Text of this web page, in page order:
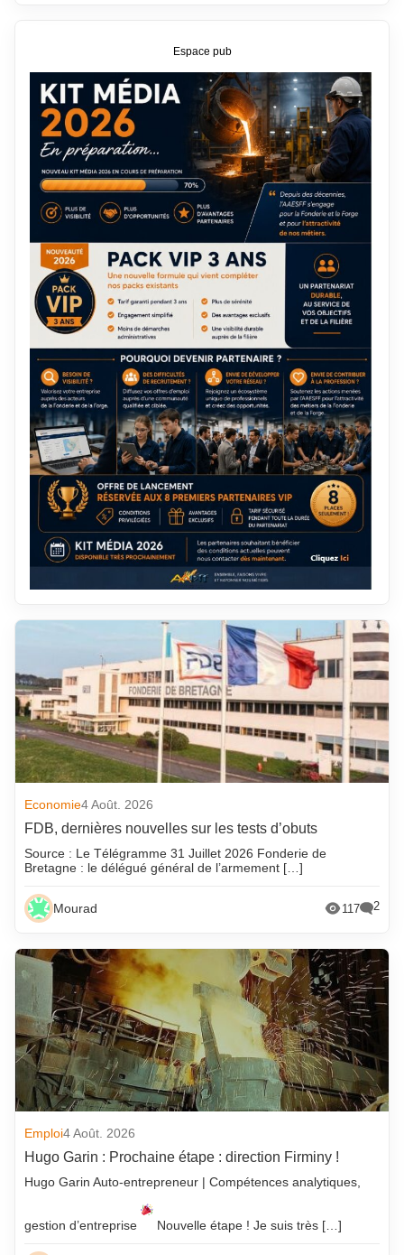
Economie4 Août. 2026
FDB, dernières nouvelles sur les tests d’obuts
Source : Le Télégramme 31 Juillet 2026 Fonderie de
Bretagne : le délégué général de l’armement […]
Mourad 117 2
Emploi4 Août. 2026
Hugo Garin : Prochaine étape : direction Firminy !
Hugo Garin Auto-entrepreneur | Compétences analytiques,
gestion d’entreprise Nouvelle étape ! Je suis très […]
Espace pub